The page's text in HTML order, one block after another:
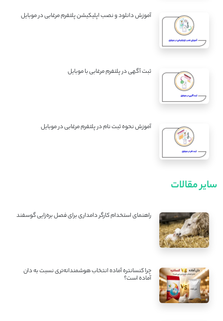
آموزش دانلود و نصب اپلیکیشن پلتفرم مرغابی در موبایل
ثبت آگهی در پلتفرم مرغابی با موبایل
آموزش نحوه ثبت نام در پلتفرم مرغابی در موبایل
سایر مقالات
راهنمای استخدام کارگر دامداری برای فصل بره‌زایی گوسفند
چرا کنسانتره آماده انتخاب هوشمندانه‌تری نسبت به دان
آماده است؟